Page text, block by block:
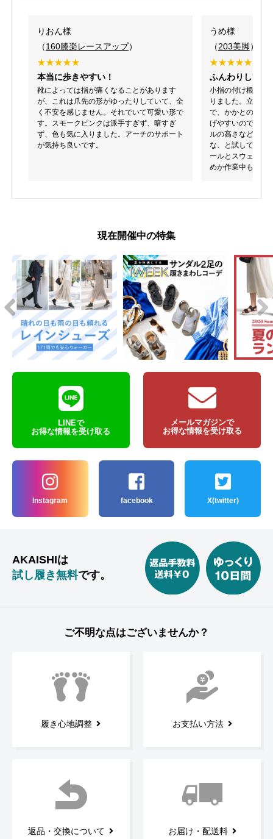
りおん様
（160膝楽レースアップ）
本当に歩きやすい！
靴によっては指が痛くなることがあります
が、これは爪先の形がゆったりしていて、全
く不安を感じません。それでいて可愛い形で
す。スモークピンクは派手すぎず、暗すぎ
ず、色も気に入りました。アーチのサポート
が気持ち良いです。
うめ様
（203美脚）
ふんわりしてる
小指の付け根裏が
りました。立ち仕
で、かかとのバッ
げやすいのでは?
ルの高さなどを考
な、と試してみる
ールとスウェード
めか作業中も脱げ
現在開催中の特集
LINEで
お得な情報を受け取る
メールマガジンで
お得な情報を受け取る
Instagram facebook X(twitter)
AKAISHIは
試し履き無料です。
ご不明な点はございませんか？
履き心地調整 お支払い方法
返品・交換について お届け・配送料